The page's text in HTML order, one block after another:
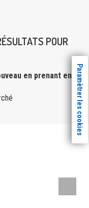
POUR
en prenant en Paramètrer les cookies